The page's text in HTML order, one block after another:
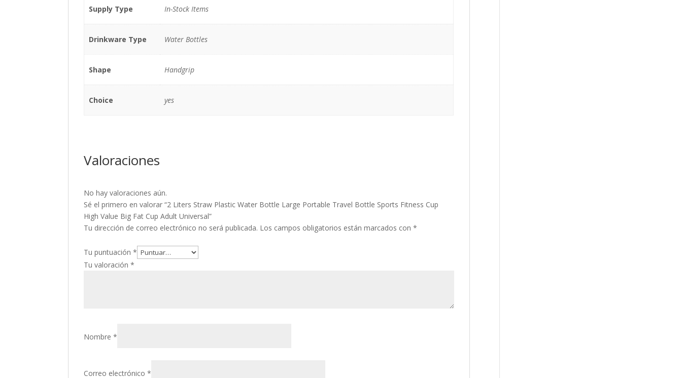
Supply Type In-Stock Items
Drinkware Type Water Bottles
Shape Handgrip
Choice yes
Valoraciones
No hay valoraciones aún.
Sé el primero en valorar “2 Liters Straw Plastic Water Bottle Large Portable Travel Bottle Sports Fitness Cup
High Value Big Fat Cup Adult Universal”
Tu dirección de correo electrónico no será publicada. Los campos obligatorios están marcados con*
Tu puntuación*
Tu valoración*
Nombre*
Correo electrónico*